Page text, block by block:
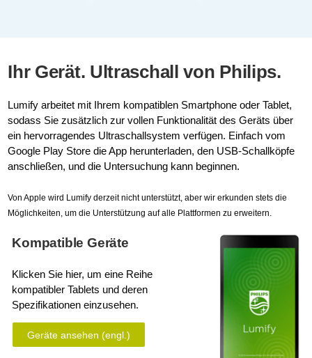
Ihr Gerät. Ultraschall von Philips.
Lumify arbeitet mit Ihrem kompatiblen Smartphone oder Tablet,
sodass Sie zusätzlich zur vollen Funktionalität des Geräts über
ein hervorragendes Ultraschallsystem verfügen. Einfach vom
Google Play Store die App herunterladen, den USB-Schallköpfe
anschließen, und die Untersuchung kann beginnen.
Von Apple wird Lumify derzeit nicht unterstützt, aber wir erkunden stets die
Möglichkeiten, um die Unterstützung auf alle Plattformen zu erweitern.
Kompatible Geräte
Klicken Sie hier, um eine Reihe
kompatibler Tablets und deren
Spezifikationen einzusehen.
Geräte ansehen (engl.)